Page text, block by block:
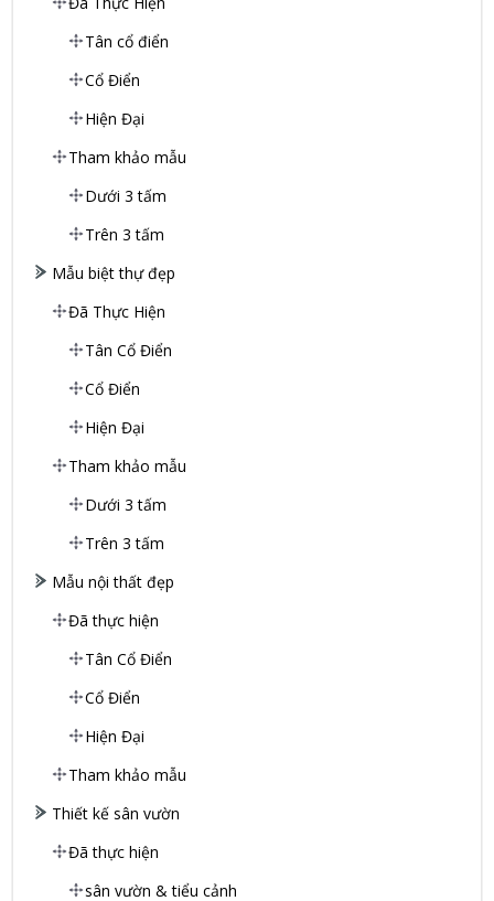
Tân cổ điển
Cổ Điển
Hiện Đại
Tham khảo mẫu
Dưới 3 tấm
Trên 3 tấm
Mẫu biệt thự đẹp
Đã Thực Hiện
Tân Cổ Điển
Cổ Điển
Hiện Đại
Tham khảo mẫu
Dưới 3 tấm
Trên 3 tấm
Mẫu nội thất đẹp
Đã thực hiện
Tân Cổ Điển
Cổ Điển
Hiện Đại
Tham khảo mẫu
Thiết kế sân vườn
Đã thực hiện
sân vườn & tiểu cảnh